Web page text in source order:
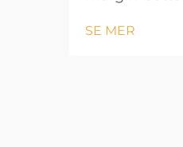
linjeavstand:
SE MER